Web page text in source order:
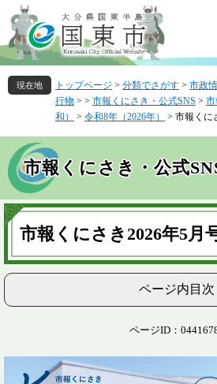
ー
ジ
の
先
頭
ニ
ュ
ー
を
飛
本
文
トップページ > 分類でさがす > 市政
行物 > > 市報くにさき・公式SNS >
和）
> 令和8年（2026年） > 市報くに
市報くにさき・公式
本
文
市報くにさき2026年5月
ページ内目次
ページID：